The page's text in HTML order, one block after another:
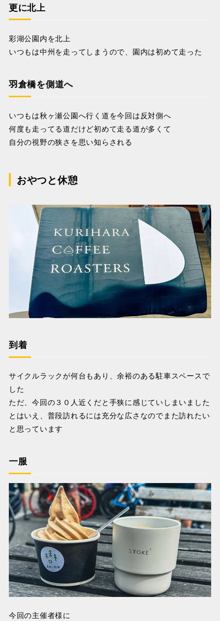
更に北上
彩湖公園内を北上
いつもは中州を走ってしまうので、園内は初めて走った
羽倉橋を側道へ
いつもは秋ヶ瀬公園へ行く道を今回は反対側へ
何度も走ってる道だけど初めて走る道が多くて
自分の視野の狭さを思い知らされる
おやつと休憩
到着
サイクルラックが何台もあり、余裕のある駐車スペースで
した
ただ、今回の３０人近くだと手狭に感じていしまいました
とはいえ、普段訪れるには充分な広さなのでまた訪れたい
と思っています
一服
今回の主催者様に